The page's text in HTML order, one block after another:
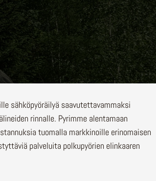
sähköpyöräilyä saavutettavammaksi
rinnalle. Pyrimme alentamaan
tuomalla markkinoille erinomaisen
palveluita polkupyörien elinkaaren